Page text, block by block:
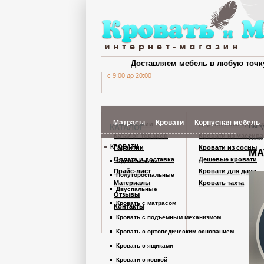
c 9:00 до 20:00
Доставляем мебель в любую
Матрасы Кровати Корпусная мебель
Шкафы Кардинал
Шкафы из дерева
Комоды
Вы
КАТАЛОГ
КРОВАТИ
Односпальные
Полутороспальные
Двуспальные
Кровать с матрасом
Кровать с подъемным механизмом
Кровать с ортопедическим основанием
Кровать с ящиками
Кровати с ковкой
О компании
Каталог товаров
Гарантии
Оплата и доставка
Прайс-лист
Материалы
Отзывы
Контакты
Деревянные
Кровати из массива
Кровати из сосны
Дешевые кровати
Кровати для дачи
Кровать тахта